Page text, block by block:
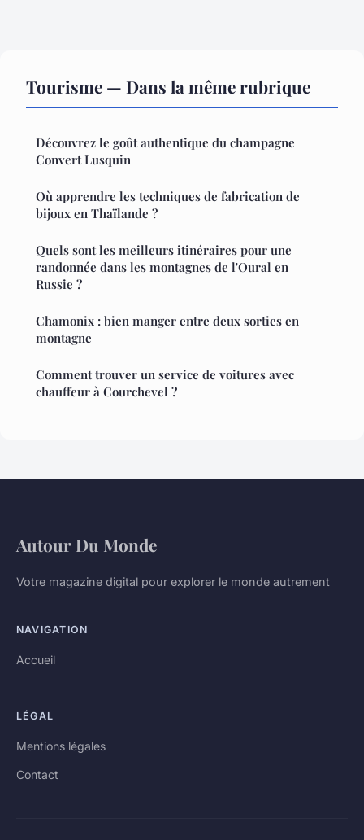
Tourisme — Dans la même rubrique
Découvrez le goût authentique du champagne
Convert Lusquin
Où apprendre les techniques de fabrication de
bijoux en Thaïlande ?
Quels sont les meilleurs itinéraires pour une
randonnée dans les montagnes de l'Oural en
Russie ?
Chamonix : bien manger entre deux sorties en
montagne
Comment trouver un service de voitures avec
chauffeur à Courchevel ?
Autour Du Monde
Votre magazine digital pour explorer le monde autrement
NAVIGATION
Accueil
LÉGAL
Mentions légales
Contact